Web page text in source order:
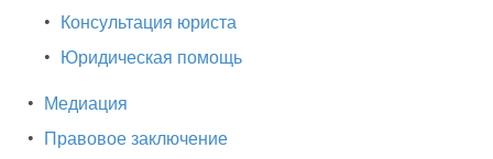
• Консультация юриста
• Юридическая помощь
• Медиация
• Правовое заключение